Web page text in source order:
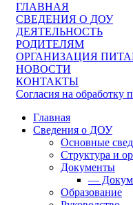
ГЛАВНАЯ
СВЕДЕНИЯ О ДОУ
ДЕЯТЕЛЬНОСТЬ
РОДИТЕЛЯМ
ОРГАНИЗАЦИЯ
НОВОСТИ
КОНТАКТЫ
Согласия на обработку
Главная
Сведения о ДОУ
Основные
Структура и
Документы
—
Образование